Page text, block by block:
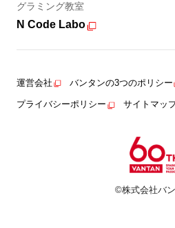
グラミング教室
N Code Labo
運営会社 バンタンの3つのポリシー
プライバシーポリシー サイトマッ
©株式会社バ